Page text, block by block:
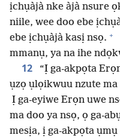
ịchụàjà nke àjà nsure
niile, wee doo ebe
ebe ịchụàjà kasị nsọ. +
mmanụ, ya na ihe
12
“Ị ga-akpọta
ụzọ ụlọikwuu nzute
Ị ga-eyiwe Erọn uwe
ma doo ya nsọ, ọ ga-
mesịa, ị ga-akpọta